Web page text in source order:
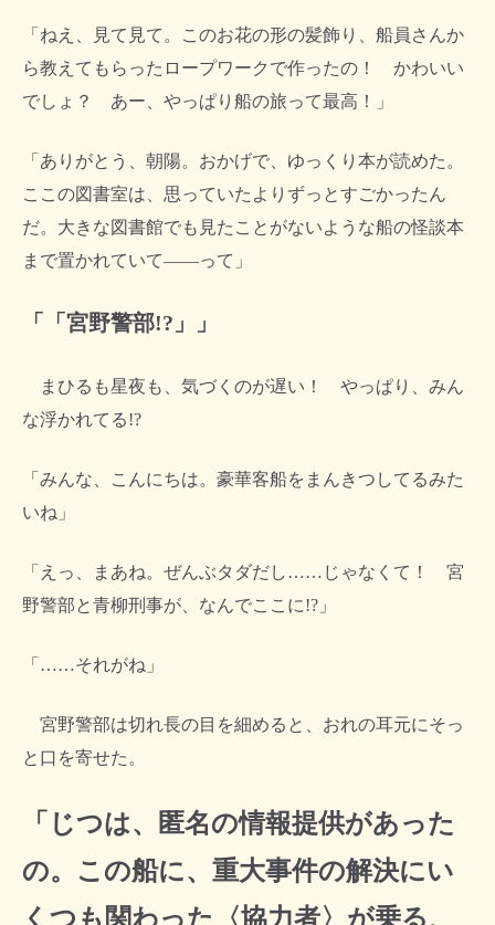
「ねえ、見て見て。このお花の形の髪飾り、船員さんか
ら教えてもらったロープワークで作ったの！ かわいい
でしょ？ あー、やっぱり船の旅って最高！」
「ありがとう、朝陽。おかげで、ゆっくり本が読めた。
ここの図書室は、思っていたよりずっとすごかったん
だ。大きな図書館でも見たことがないような船の怪談本
まで置かれていて――って」
「「宮野警部!?」」
まひるも星夜も、気づくのが遅い！ やっぱり、みん
な浮かれてる!?
「みんな、こんにちは。豪華客船をまんきつしてるみた
いね」
「えっ、まあね。ぜんぶタダだし……じゃなくて！ 宮
野警部と青柳刑事が、なんでここに!?」
「……それがね」
宮野警部は切れ長の目を細めると、おれの耳元にそっ
と口を寄せた。
「じつは、匿名の情報提供があった
の。この船に、重大事件の解決にい
くつも関わった〈協力者〉が乗る、